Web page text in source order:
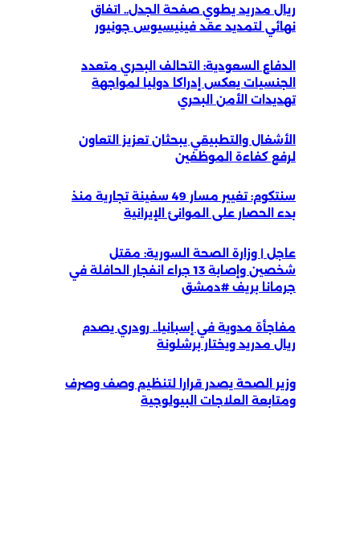
ريال مدريد يطوي صفحة الجدل.. اتفاق
نهائي لتمديد عقد فينيسيوس جونيور
الدفاع السعودية: التحالف البحري متعدد
الجنسيات يعكس إدراكا دوليا لمواجهة
تهديدات الأمن البحري
الأشغال والتطبيقي يبحثان تعزيز التعاون
لرفع كفاءة الموظفين
سنتكوم: تغيير مسار 49 سفينة تجارية منذ
بدء الحصار على الموانئ الإيرانية
عاجل | وزارة الصحة السورية: مقتل
شخصين وإصابة 13 جراء انفجار الحافلة في
جرمانا بريف #دمشق
مفاجأة مدوية في إسبانيا.. رودري يصدم
ريال مدريد ويختار برشلونة
وزير الصحة يصدر قرارا لتنظيم وصف وصرف
ومتابعة العلاجات البيولوجية